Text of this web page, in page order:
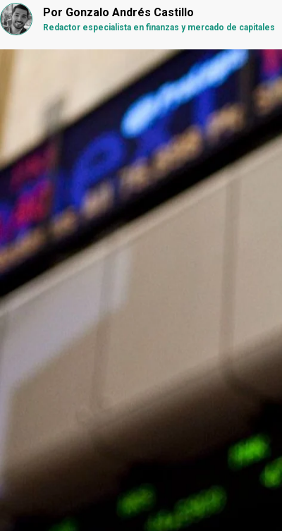
Por Gonzalo Andrés Castillo
Redactor especialista en finanzas y mercado de capitales